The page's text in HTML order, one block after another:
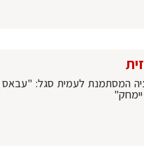
המסתמנת לעמית סגל: "עבאס